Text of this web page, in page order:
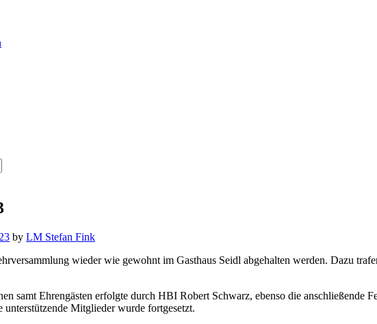
by LM Stefan Fink
wieder wie gewohnt im Gasthaus Seidl abgehalten werden. Dazu
samt Ehrengästen erfolgte durch HBI Robert Schwarz, ebenso die
Mitglieder wurde fortgesetzt.